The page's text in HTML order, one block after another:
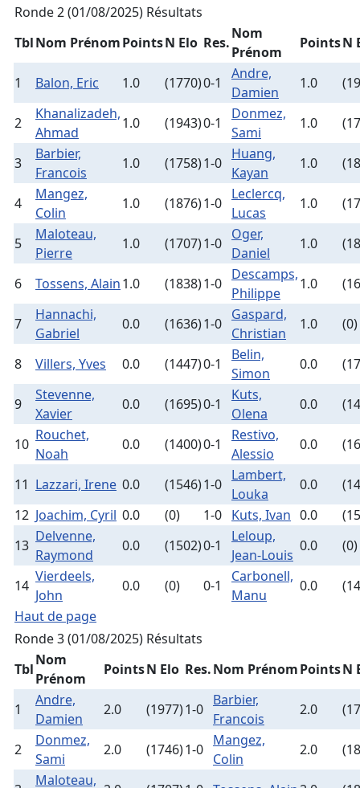
Ronde 2 (01/08/2025) Résultats
TblNom PrénomPointsN Elo Res.
Nom
Prénom
PointsN
1 Balon, Eric 1.0 (1770)0-1
Andre,
Damien
1.0
2
Khanalizadeh,
Ahmad
1.0 (1943)0-1
Donmez,
Sami
1.0
3
Barbier,
Francois
1.0 (1758)1-0
Huang,
Kayan
1.0
4
Mangez,
Colin
1.0 (1876)1-0
Leclercq,
Lucas
1.0
5
Maloteau,
Pierre
1.0 (1707)1-0
Oger,
Daniel
1.0
6 Tossens, Alain1.0 (1838)1-0
Descamps,
Philippe
1.0
7
Hannachi,
Gabriel
0.0 (1636)1-0
Gaspard,
Christian
1.0 (0)
8 Villers, Yves 0.0 (1447)0-1
Belin,
Simon
0.0
9
Stevenne,
Xavier
0.0 (1695)0-1
Kuts,
Olena
0.0
10
Rouchet,
Noah
0.0 (1400)0-1
Restivo,
Alessio
0.0
11 Lazzari, Irene 0.0 (1546)1-0
Lambert,
Louka
0.0
12 Joachim, Cyril 0.0 (0) 1-0 Kuts, Ivan 0.0
13
Delvenne,
Raymond
0.0 (1502)0-1
Leloup,
Jean-Louis
0.0 (0)
14
Vierdeels,
John
0.0 (0) 0-1
Carbonell,
Manu
0.0
Haut de page
Ronde 3 (01/08/2025) Résultats
Tbl
Nom
Prénom
PointsN Elo Res.Nom PrénomPointsN
1
Andre,
Damien
2.0 (1977)1-0
Barbier,
Francois
2.0
2
Donmez,
Sami
2.0 (1746)1-0
Mangez,
Colin
2.0
Maloteau,